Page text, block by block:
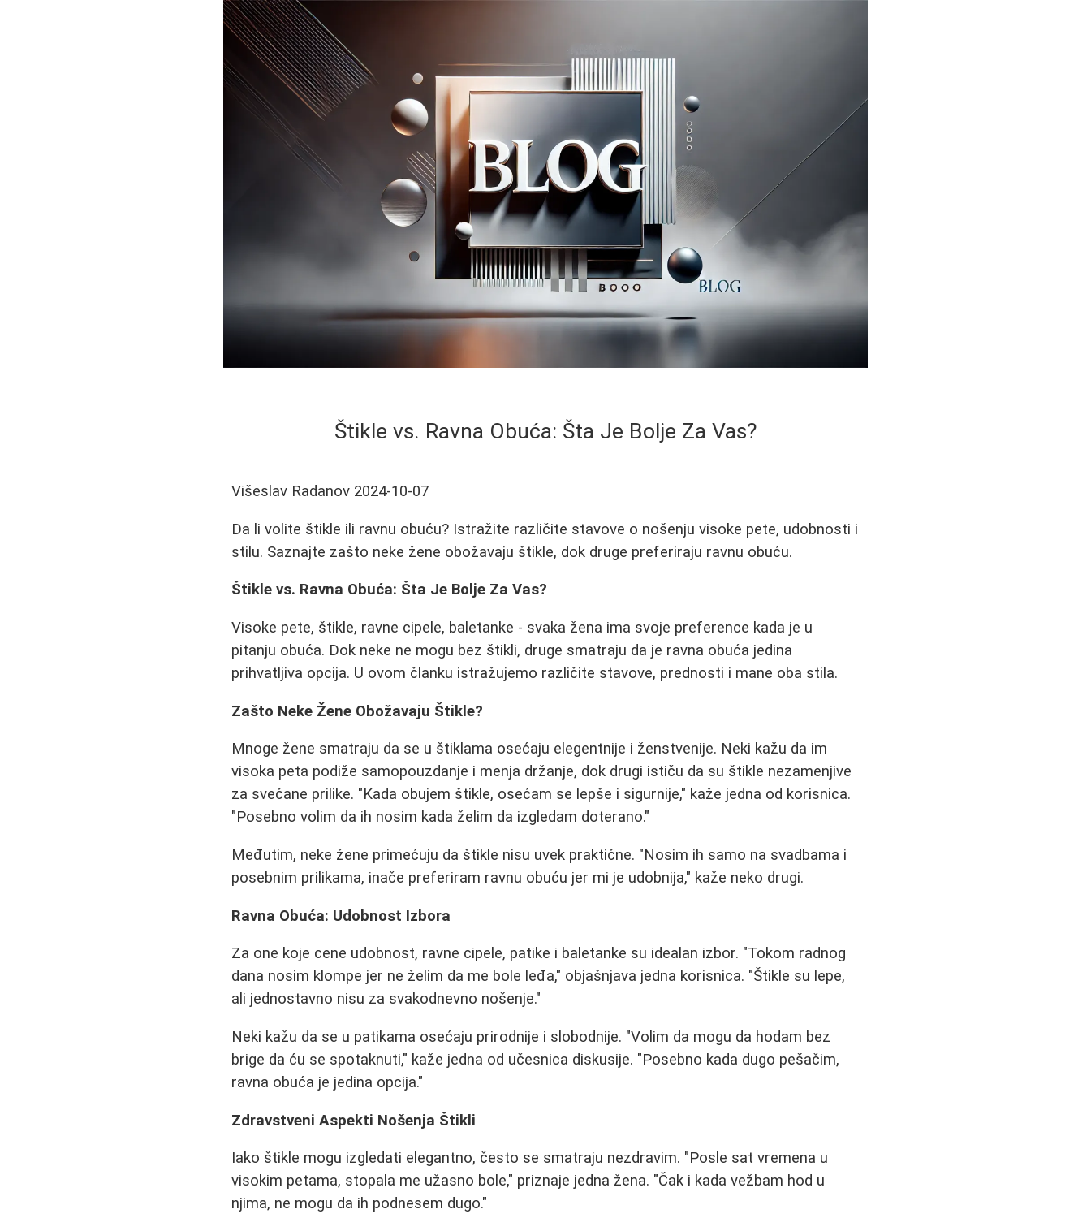
Štikle vs. Ravna Obuća: Šta Je Bolje Za Vas?
Višeslav Radanov 2024-10-07
Da li volite štikle ili ravnu obuću? Istražite različite stavove o nošenju visoke pete, udobnosti i
stilu. Saznajte zašto neke žene obožavaju štikle, dok druge preferiraju ravnu obuću.
Štikle vs. Ravna Obuća: Šta Je Bolje Za Vas?
Visoke pete, štikle, ravne cipele, baletanke - svaka žena ima svoje preference kada je u
pitanju obuća. Dok neke ne mogu bez štikli, druge smatraju da je ravna obuća jedina
prihvatljiva opcija. U ovom članku istražujemo različite stavove, prednosti i mane oba stila.
Zašto Neke Žene Obožavaju Štikle?
Mnoge žene smatraju da se u štiklama osećaju elegentnije i ženstvenije. Neki kažu da im
visoka peta podiže samopouzdanje i menja držanje, dok drugi ističu da su štikle nezamenjive
za svečane prilike. "Kada obujem štikle, osećam se lepše i sigurnije," kaže jedna od korisnica.
"Posebno volim da ih nosim kada želim da izgledam doterano."
Međutim, neke žene primećuju da štikle nisu uvek praktične. "Nosim ih samo na svadbama i
posebnim prilikama, inače preferiram ravnu obuću jer mi je udobnija," kaže neko drugi.
Ravna Obuća: Udobnost Izbora
Za one koje cene udobnost, ravne cipele, patike i baletanke su idealan izbor. "Tokom radnog
dana nosim klompe jer ne želim da me bole leđa," objašnjava jedna korisnica. "Štikle su lepe,
ali jednostavno nisu za svakodnevno nošenje."
Neki kažu da se u patikama osećaju prirodnije i slobodnije. "Volim da mogu da hodam bez
brige da ću se spotaknuti," kaže jedna od učesnica diskusije. "Posebno kada dugo pešačim,
ravna obuća je jedina opcija."
Zdravstveni Aspekti Nošenja Štikli
Iako štikle mogu izgledati elegantno, često se smatraju nezdravim. "Posle sat vremena u
visokim petama, stopala me užasno bole," priznaje jedna žena. "Čak i kada vežbam hod u
njima, ne mogu da ih podnesem dugo."